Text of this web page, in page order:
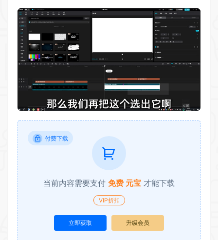
付费下载
当前内容需要支付 免费 元宝 才能下载
VIP折扣
立即获取 升级会员